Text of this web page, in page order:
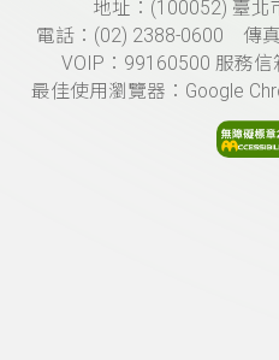
頁尾資訊地址：(100052) 臺北
電話：(02) 2388-0600 傳
VOIP：99160500 服務信
最佳使用瀏覽器：Google